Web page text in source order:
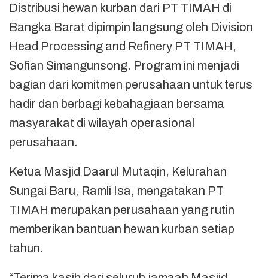
Distribusi hewan kurban dari PT TIMAH di
Bangka Barat dipimpin langsung oleh Division
Head Processing and Refinery PT TIMAH,
Sofian Simangunsong. Program ini menjadi
bagian dari komitmen perusahaan untuk terus
hadir dan berbagi kebahagiaan bersama
masyarakat di wilayah operasional
perusahaan.
Ketua Masjid Daarul Mutaqin, Kelurahan
Sungai Baru, Ramli Isa, mengatakan PT
TIMAH merupakan perusahaan yang rutin
memberikan bantuan hewan kurban setiap
tahun.